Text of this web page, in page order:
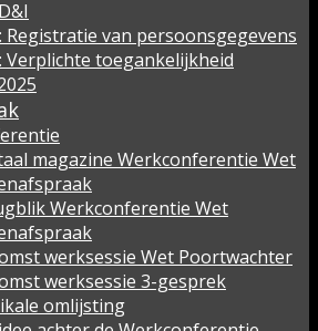
Registratie van persoonsgegevens
Verplichte toegankelijkheid
magazine Werkconferentie Wet
Werkconferentie Wet
werksessie Wet Poortwachter
werksessie 3-gesprek
omlijsting